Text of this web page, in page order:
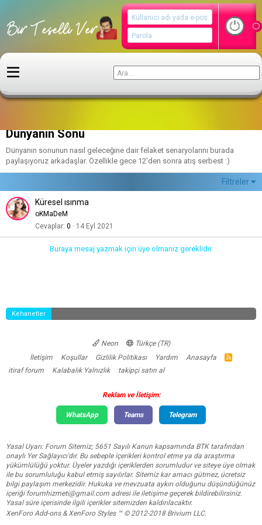
Dünyanın Sonu
Dünyanın sonunun nasıl geleceğine dair felaket senaryolarını burada
paylaşıyoruz arkadaşlar. Özellikle gece 12'den sonra atış serbest :)
Filtreler
Küresel ısınma
oKMaDeM
Cevaplar 0 14 Eyl 2021
Buraya mesaj yazmak için üye olmanız gereklidir.
Kehanetler
Neon
Türkçe (TR)
İletişim
Koşullar Gizlilik Politikası Yardım Anasayfa
R
itiraf forum Kalabalık Yalnızlık takipçi satın al
Reklam ve İletişim:
WhatsApp Teams Telegram
Yasal Uyarı: Forum Sitemiz; 5651 Sayılı Kanun kapsamında BTK tarafından
onaylı Yer Sağlayıcı'dır. Bu sebeple içerikleri kontrol etme ya da araştırma
yükümlülüğü yoktur. Üyeler yazdığı içeriklerden sorumludur ve siteye üye olmak
ile bu sorumluluğu kabul etmiş sayılırlar. Sitemiz kar amacı gütmez, ücretsiz
bilgi paylaşım merkezidir. Hukuka ve mevzuata aykırı olduğunu düşündüğünüz
içeriği forumhizmeti@gmail.com adresi ile iletişime geçerek bildirebilirsiniz.
Yasal süre içerisinde ilgili içerikler sitemizden kaldırılacaktır.
XenForo Add-ons&XenForo Styles™ © 2012-2018 Brivium LLC.